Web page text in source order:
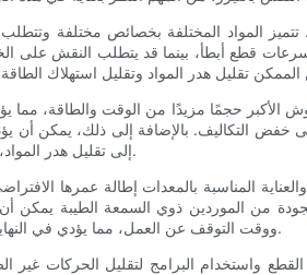
بقدرة 100 وات هي المادة التي سيتم نقشها. تتميز المواد
قطع أبطأ، بينما قد يتطلب النقش
الأكبر حجمًا مزيدًا من الوقت والطاقة، مما
خفض التكاليف. بالإضافة إلى ذلك، يمكن
إلى تقليل هدر المواد، مما يؤدي إلى تقليل التكاليف بشكل أكبر.
المناسبة بالمعدات إطالة عمرها
من الموردين ذوي السمعة الطيبة
ووقت التوقف عن العمل، مما يؤدي في النهاية إلى خفض التكاليف على المدى الطويل.
واستخدام البرامج لتقليل الحركات